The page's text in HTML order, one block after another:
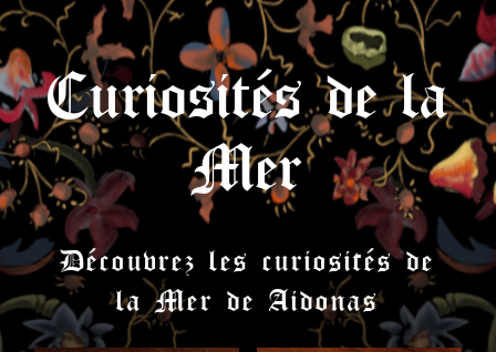
Curiosités de la
Mer
Découvrez les curiosités de
la Mer de Aidonas